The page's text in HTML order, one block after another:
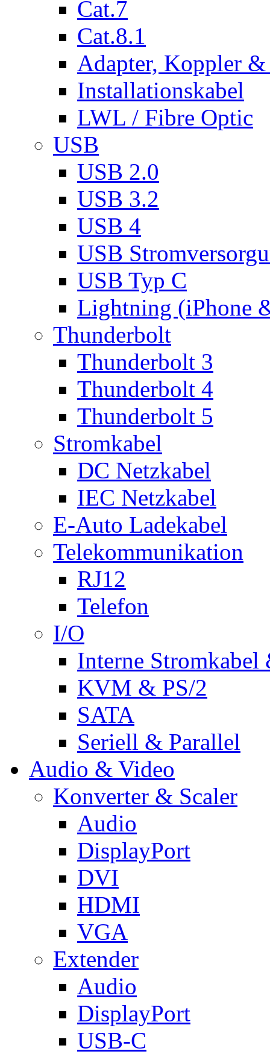
Cat.7
Cat.8.1
Adapter, Koppler &
Installationskabel
LWL / Fibre Optic
USB
USB 2.0
USB 3.2
USB 4
USB
USB Typ C
Lightning (iPhone
Thunderbolt
Thunderbolt 3
Thunderbolt 4
Thunderbolt 5
Stromkabel
DC Netzkabel
IEC Netzkabel
E-Auto Ladekabel
Telekommunikation
RJ12
Telefon
I/O
Interne Stromkabel
KVM & PS/2
SATA
Seriell & Parallel
Audio & Video
Konverter & Scaler
Audio
DisplayPort
DVI
HDMI
VGA
Extender
Audio
DisplayPort
USB-C